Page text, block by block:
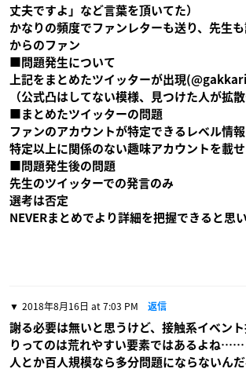
丈夫ですよ」など言葉を頂いてた）
かなりの頻度でファンレターも送り、先生
からのファン
■問題発生について
上記をまとめたツイッターが出現
（公式凸はしてない模様、見つけた人が拡散
■まとめたツイッターの問題
ファンのアカウントが特定できるレベル情
特定以上に関係のない趣味アカウントを載
■問題発生後の問題
先生のツイッターでの発言のみ
選考は否定
NEVERまとめでより詳細を把握できると思い
2018年8月16日 at 7:03 PM 返信
謝る必要は無いと思うけど、接触系イベン
りってのは荒れやすい要素ではあるよね
人とか百人規模なら多分問題にならないん